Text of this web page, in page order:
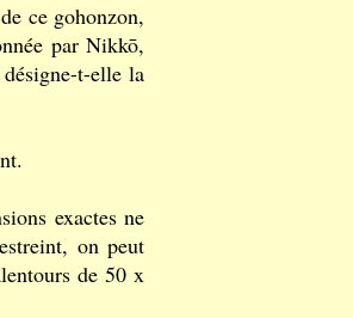
ce gohonzon,
par Nikkō,
t-elle la
exactes ne
on peut
de 50 x